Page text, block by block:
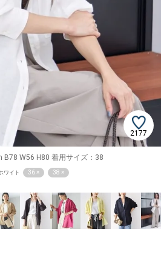
2177
B78 W56 H80 着用サイズ：38
ワイト 36 × 38 ×